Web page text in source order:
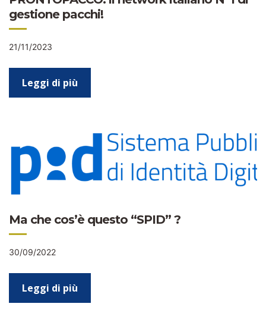
gestione pacchi!
21/11/2023
Leggi di più
Ma che cos’è questo “SPID” ?
30/09/2022
Leggi di più